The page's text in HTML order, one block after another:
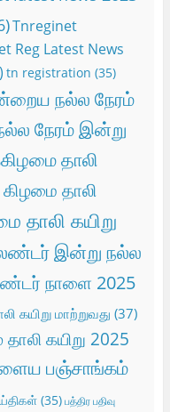
Tnreginet
Reg Latest News
tn registration (35)
நல்ல நேரம்
நேரம் இன்று
தாலி
தாலி
தாலி கயிறு
இன்று நல்ல
நாளை 2025
கயிறு மாற்றுவது (37)
கயிறு 2025
பஞ்சாங்கம்
(35) பத்திர பதிவு